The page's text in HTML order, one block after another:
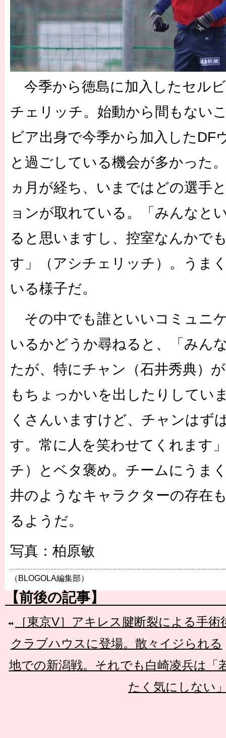
今季から徳島に加入したセル
チェリッチ。始動から間もない
ビア出身で今季から加入したDF
と過ごしている機会が多かった
ヵ月が経ち、いまではどの選手
ョンが取れている。「みんなと
ると思いますし、控室なんかで
す」（アシチェリッチ）。うま
いる様子だ。
その中でも誰といいコミュニ
いるかどうか尋ねると、「みん
たが、特にチャン（石井秀典）
もちょっかいを出したりしてい
くさんいますけど、チャンはず
す。常に人を笑わせてくれます
チ）とベタ褒め。チームにうま
井のようなキャラクターの存在
るようだ。
写真：柏原敏
（BLOGOLA編集部）
【前後の記事】
［東京V］アキレス腱断裂による手
クラブハウスに登場。散々イジられる
地での新潟戦。それでも白崎凌兵は「
たく気にしない